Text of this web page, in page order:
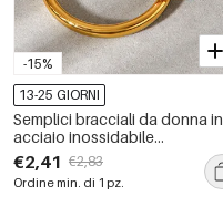
-15%
13-25 GIORNI
Semplici bracciali da donna in
acciaio inossidabile
impermeabile color oro.
€2,41 €2,83
Ordine min. di 1 pz.